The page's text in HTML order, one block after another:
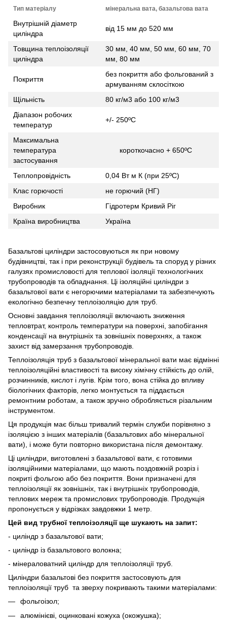
Тип матеріалу мінеральна вата, базальтова вата
Внутрішній діаметр
циліндра
від 15 мм до 520 мм
Товщина теплоізоляції
циліндра
30 мм, 40 мм, 50 мм, 60 мм, 70
мм, 80 мм
Покриття
без покриття або фольгований з
армуванням склосіткою
Щільність
80 кг/м3 або 100 кг/м3
Діапазон робочих
температур
+/- 250ºС
Максимальна
температура
застосування
короткочасно + 650ºС
Теплопровідність
0,04 Вт м К (при 25ºС)
Клас горючості
не горючий (НГ)
Виробник
Гідротерм Кривий Ріг
Країна виробництва
Україна
Базальтові циліндри застосовуються як при новому
будівництві, так і при реконструкції будівель та споруд у різних
галузях промисловості для теплової ізоляції технологічних
трубопроводів та обладнання. Ці ізоляційні циліндри з
базальтової вати є негорючими матеріалами та забезпечують
екологічно безпечну теплоізоляцію для труб.
Основні завдання теплоізоляції включають зниження
тепловтрат, контроль температури на поверхні, запобігання
конденсації на внутрішніх та зовнішніх поверхнях, а також
захист від замерзання трубопроводів.
Теплоізоляція труб з базальтової мінеральної вати має відмінні
теплоізоляційні властивості та високу хімічну стійкість до олій,
розчинників, кислот і лугів. Крім того, вона стійка до впливу
біологічних факторів, легко монтується та піддається
ремонтним роботам, а також зручно обробляється різальним
інструментом.
Ця продукція має більш тривалий термін служби порівняно з
ізоляцією з інших матеріалів (базальтових або мінеральної
вати), і може бути повторно використана після демонтажу.
Ці циліндри, виготовлені з базальтової вати, є готовими
ізоляційними матеріалами, що мають поздовжній розріз і
покриті фольгою або без покриття. Вони призначені для
теплоізоляції як зовнішніх, так і внутрішніх трубопроводів,
теплових мереж та промислових трубопроводів. Продукція
пропонується у відрізках завдовжки 1 метр.
Цей вид трубної теплоізоляції ще шукають на запит:
- циліндр з базальтової вати;
- циліндр із базальтового волокна;
- мінераловатний циліндр для теплоізоляції труб.
Циліндри базальтові без покриття застосовують для
теплоізоляції труб та зверху покривають такими матеріалами:
фольгоізол;
алюмінієві, оцинковані кожуха (окожушка);